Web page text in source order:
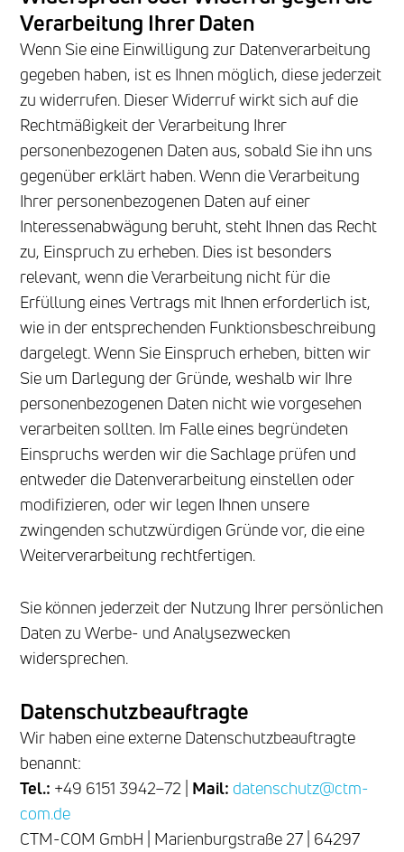
Verarbeitung Ihrer Daten
Wenn Sie eine Einwilligung zur Datenverarbeitung
gegeben haben, ist es Ihnen möglich, diese jederzeit
zu widerrufen. Dieser Widerruf wirkt sich auf die
Rechtmäßigkeit der Verarbeitung Ihrer
personenbezogenen Daten aus, sobald Sie ihn uns
gegenüber erklärt haben. Wenn die Verarbeitung
Ihrer personenbezogenen Daten auf einer
Interessenabwägung beruht, steht Ihnen das Recht
zu, Einspruch zu erheben. Dies ist besonders
relevant, wenn die Verarbeitung nicht für die
Erfüllung eines Vertrags mit Ihnen erforderlich ist,
wie in der entsprechenden Funktionsbeschreibung
dargelegt. Wenn Sie Einspruch erheben, bitten wir
Sie um Darlegung der Gründe, weshalb wir Ihre
personenbezogenen Daten nicht wie vorgesehen
verarbeiten sollten. Im Falle eines begründeten
Einspruchs werden wir die Sachlage prüfen und
entweder die Datenverarbeitung einstellen oder
modifizieren, oder wir legen Ihnen unsere
zwingenden schutzwürdigen Gründe vor, die eine
Weiterverarbeitung rechtfertigen.
Sie können jederzeit der Nutzung Ihrer persönlichen
Daten zu Werbe- und Analysezwecken
widersprechen.
Datenschutzbeauftragte
Wir haben eine externe Datenschutzbeauftragte
benannt:
Tel.: +49 6151 3942–72 | Mail: datenschutz@ctm-
com.de
CTM-COM GmbH | Marienburgstraße 27 | 64297